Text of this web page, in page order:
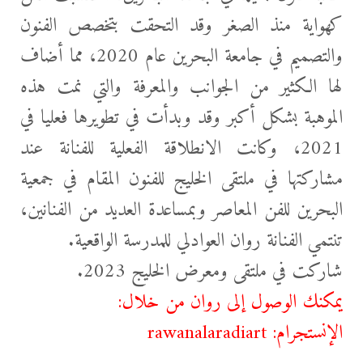
كهواية منذ الصغر وقد التحقت بتخصص الفنون
والتصميم في جامعة البحرين عام 2020، مما أضاف
لها الكثير من الجوانب والمعرفة والتي نمت هذه
الموهبة بشكل أكبر وقد وبدأت في تطويرها فعليا في
2021، وكانت الانطلاقة
الفعلية للفنانة عند
مشاركتها في ملتقى الخليج للفنون المقام في جمعية
البحرين للفن المعاصر وبمساعدة العديد من الفنانين،
تنتمي الفنانة روان العوادلي للمدرسة الواقعية.
شاركت في ملتقى ومعرض الخليج 2023.
يمكنك الوصول إلى روان من خلال:
الإنستجرام: rawanalaradiart